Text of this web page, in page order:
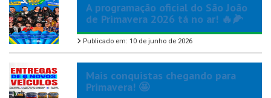
A programação oficial do São João
de Primavera 2026 tá no ar! 🔥🌽
Publicado em: 10 de junho de 2026
Mais conquistas chegando para
Primavera! 🤩